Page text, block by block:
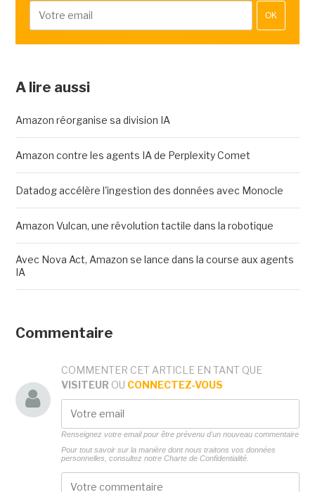
OK
A lire aussi
Amazon réorganise sa division IA
Amazon contre les agents IA de Perplexity Comet
Datadog accélère l'ingestion des données avec Monocle
Amazon Vulcan, une révolution tactile dans la robotique
Avec Nova Act, Amazon se lance dans la course aux agents
IA
Commentaire
COMMENTER CET ARTICLE EN TANT QUE
VISITEUR OU CONNECTEZ-VOUS
Renseignez votre email pour être prévenu d'un nouveau commentaire
Pour tout savoir sur la manière dont nous traitons vos données
personnelles, consultez notre Charte de Confidentialité.